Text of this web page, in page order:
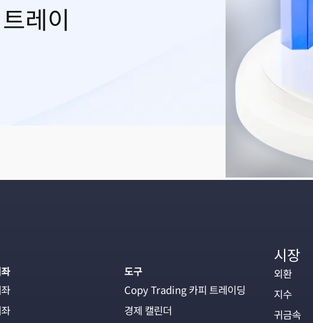
레이
도구
Copy Trading 카피 트레이딩
경제 캘린더
시장
외환
지수
귀금속